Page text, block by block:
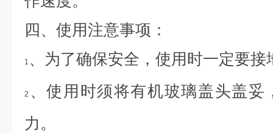
四、使用注意事项：
1 、为了确保安全，使用时一定要接
2 、使用时须将有机玻璃盖头盖妥
力。